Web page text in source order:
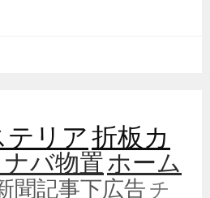
テリア折板カ
ナバ物置ホーム
聞記事下広告 チ